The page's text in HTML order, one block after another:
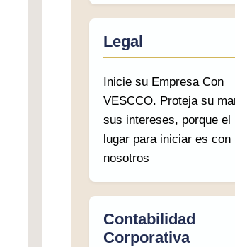
Legal
Inicie su Empresa Con
VESCCO. Proteja su
sus intereses, porque el
lugar para iniciar es con
nosotros
Contabilidad
Corporativa